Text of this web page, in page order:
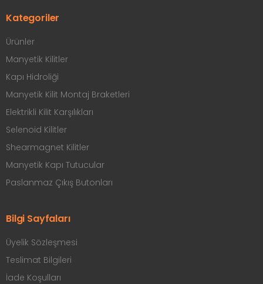
Kategoriler
Ürünler
Manyetik Kilitler
Kapı Hidroliği
Manyetik Kilit Montaj Braketleri
Elektrikli Kilit Karşılıkları
Selenoid Kilitler
Shearmagnet Kilitler
Manyetik Kapı Tutucular
Paslanmaz Çıkış Butonları
Bilgi Sayfaları
Üyelik Sözleşmesi
Teslimat Bilgileri
İade Koşulları